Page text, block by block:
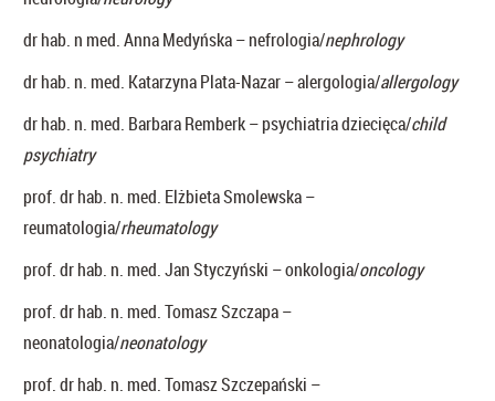
dr hab. n med. Anna Medyńska – nefrologia/nephrology
dr hab. n. med. Katarzyna Plata-Nazar – alergologia/allergology
dr hab. n. med. Barbara Remberk – psychiatria dziecięca/child
psychiatry
prof. dr hab. n. med. Elżbieta Smolewska –
reumatologia/rheumatology
prof. dr hab. n. med. Jan Styczyński – onkologia/oncology
prof. dr hab. n. med. Tomasz Szczapa ­–
neonatologia/neonatology
prof. dr hab. n. med. Tomasz Szczepański –